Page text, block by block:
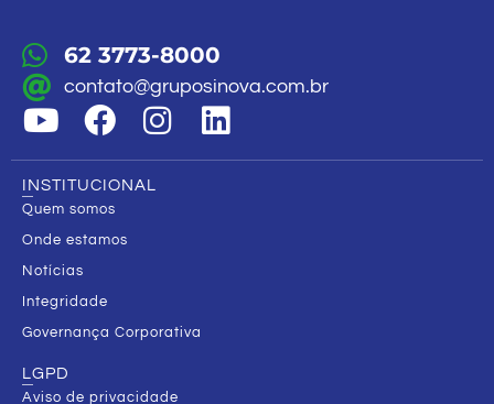
62 3773-8000
contato@gruposinova.com.br
INSTITUCIONAL
Quem somos
Onde estamos
Notícias
Integridade
Governança Corporativa
LGPD
Aviso de privacidade